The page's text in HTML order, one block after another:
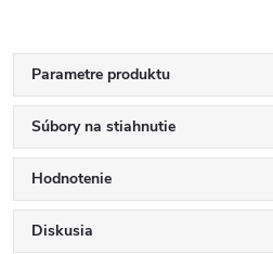
Parametre produktu
Súbory na stiahnutie
Hodnotenie
Diskusia